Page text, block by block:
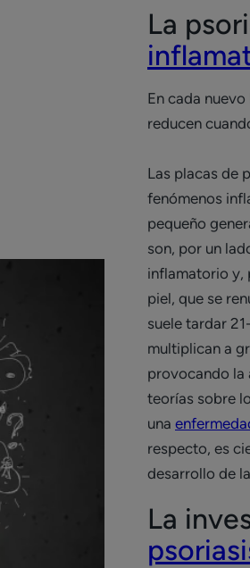
La
En cada
reducen
Las placas de
fenómenos
pequeño
son, por un
inflamatorio y,
piel, que se
suele tardar
multiplican a
provocando la
teorías sobre
una
respecto, es
desarrollo de
La